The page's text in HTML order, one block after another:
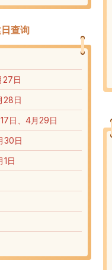
查询
27日
28日
日、4月29日
30日
日